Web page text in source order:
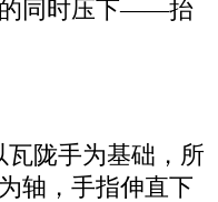
的同时压下——抬
陇手为基础，所
轴，手指伸直下